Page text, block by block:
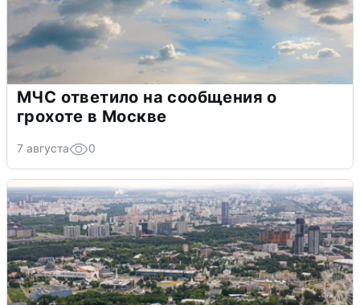
МЧС ответило на сообщения о
грохоте в Москве
7 августа 0